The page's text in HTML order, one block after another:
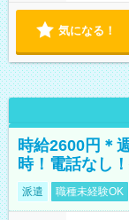
気になる！
時給2600円＊
時！電話なし
派遣 職種未経験OK